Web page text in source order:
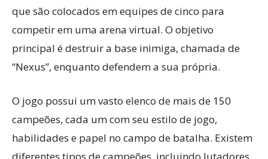
que são colocados em equipes de cinco para
competir em uma arena virtual. O objetivo
principal é destruir a base inimiga, chamada de
“Nexus”, enquanto defendem a sua própria.
O jogo possui um vasto elenco de mais de 150
campeões, cada um com seu estilo de jogo,
habilidades e papel no campo de batalha. Existem